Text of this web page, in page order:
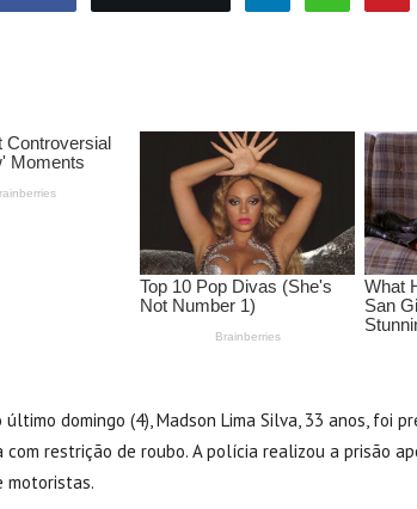
domingo (4), Madson Lima Silva, 33 anos, foi
restrição de roubo. A polícia realizou a prisão
motoristas.